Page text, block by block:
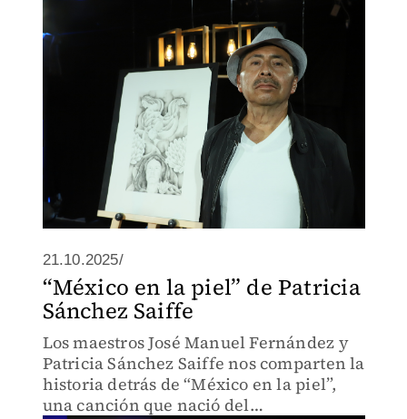
21.10.2025/
“México en la piel” de Patricia
Sánchez Saiffe
Los maestros José Manuel Fernández y
Patricia Sánchez Saiffe nos comparten la
historia detrás de “México en la piel”,
una canción que nació del